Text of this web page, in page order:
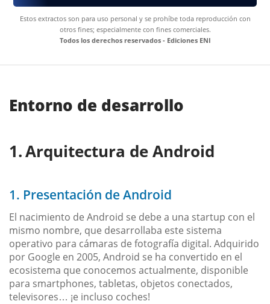
Estos extractos son para uso personal y se prohíbe toda reproducción con
otros fines; especialmente con fines comerciales.
Todos los derechos reservados - Ediciones ENI
Entorno de desarrollo
Arquitectura de Android
1. Presentación de Android
El nacimiento de Android se debe a una startup con el
mismo nombre, que desarrollaba este sistema
operativo para cámaras de fotografía digital. Adquirido
por Google en 2005, Android se ha convertido en el
ecosistema que conocemos actualmente, disponible
para smartphones, tabletas, objetos conectados,
televisores… ¡e incluso coches!